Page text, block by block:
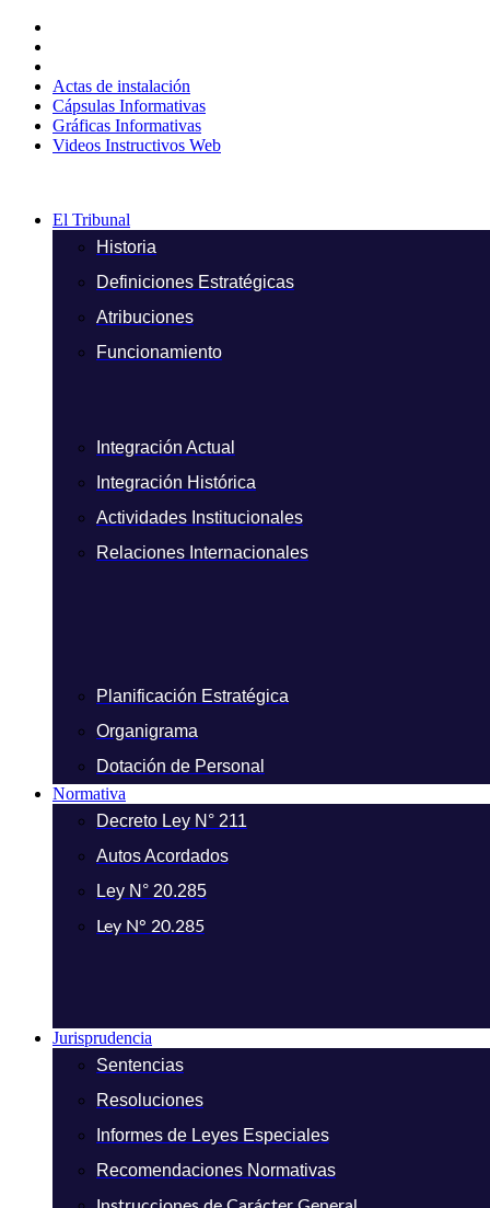
contenido
Actas de instalación
Cápsulas Informativas
Gráficas Informativas
Videos Instructivos Web
El Tribunal
Historia
Definiciones Estratégicas
Atribuciones
Funcionamiento
Integración Actual
Integración Histórica
Actividades Institucionales
Relaciones Internacionales
Planificación Estratégica
Organigrama
Dotación de Personal
Normativa
Decreto Ley N° 211
Autos Acordados
Ley N° 20.285
Ley N° 20.285
Jurisprudencia
Sentencias
Resoluciones
Informes de Leyes Especiales
Recomendaciones Normativas